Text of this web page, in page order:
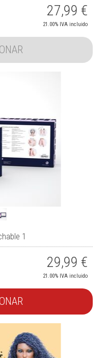
27,99 €
21.00% IVA incluido
1
29,99 €
21.00% IVA incluido